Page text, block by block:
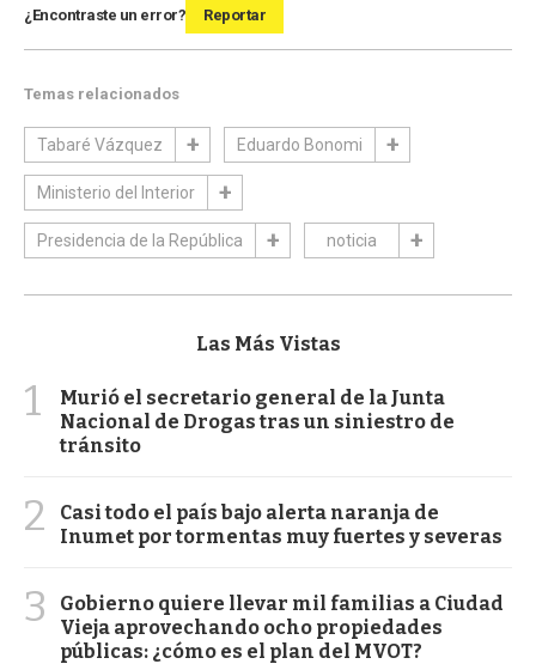
¿Encontraste un error? Reportar
Temas relacionados
Tabaré Vázquez Eduardo Bonomi
Ministerio del Interior
Presidencia de la República noticia
Las Más Vistas
1
Murió el secretario general de la Junta
Nacional de Drogas tras un siniestro de
tránsito
2
Casi todo el país bajo alerta naranja de
Inumet por tormentas muy fuertes y severas
3
Gobierno quiere llevar mil familias a Ciudad
Vieja aprovechando ocho propiedades
públicas: ¿cómo es el plan del MVOT?